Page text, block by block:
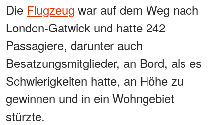
Die Flugzeug war auf dem Weg nach
London-Gatwick und hatte 242
Passagiere, darunter auch
Besatzungsmitglieder, an Bord, als es
Schwierigkeiten hatte, an Höhe zu
gewinnen und in ein Wohngebiet
stürzte.